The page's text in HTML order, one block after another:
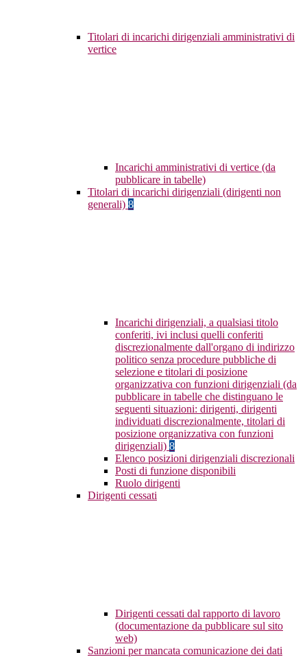
Titolari di incarichi dirigenziali amministrativi di
vertice
Incarichi amministrativi di vertice (da
pubblicare in tabelle)
Titolari di incarichi dirigenziali (dirigenti non
generali) 8
Incarichi dirigenziali, a qualsiasi titolo
conferiti, ivi inclusi quelli conferiti
discrezionalmente dall'organo di indirizzo
politico senza procedure pubbliche di
selezione e titolari di posizione
organizzativa con funzioni dirigenziali (da
pubblicare in tabelle che distinguano le
seguenti situazioni: dirigenti, dirigenti
individuati discrezionalmente, titolari di
posizione organizzativa con funzioni
dirigenziali) 8
Elenco posizioni dirigenziali discrezionali
Posti di funzione disponibili
Ruolo dirigenti
Dirigenti cessati
Dirigenti cessati dal rapporto di lavoro
(documentazione da pubblicare sul sito
web)
Sanzioni per mancata comunicazione dei dati